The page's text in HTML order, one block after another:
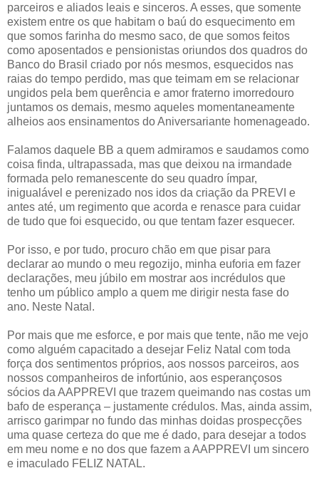
parceiros e aliados leais e sinceros. A esses, que somente
existem entre os que habitam o baú do esquecimento em
que somos farinha do mesmo saco, de que somos feitos
como aposentados e pensionistas oriundos dos quadros do
Banco do Brasil criado por nós mesmos, esquecidos nas
raias do tempo perdido, mas que teimam em se relacionar
ungidos pela bem querência e amor fraterno imorredouro
juntamos os demais, mesmo aqueles momentaneamente
alheios aos ensinamentos do Aniversariante homenageado.
Falamos daquele BB a quem admiramos e saudamos como
coisa finda, ultrapassada, mas que deixou na irmandade
formada pelo remanescente do seu quadro ímpar,
inigualável e perenizado nos idos da criação da PREVI e
antes até, um regimento que acorda e renasce para cuidar
de tudo que foi esquecido, ou que tentam fazer esquecer.
Por isso, e por tudo, procuro chão em que pisar para
declarar ao mundo o meu regozijo, minha euforia em fazer
declarações, meu júbilo em mostrar aos incrédulos que
tenho um público amplo a quem me dirigir nesta fase do
ano. Neste Natal.
Por mais que me esforce, e por mais que tente, não me vejo
como alguém capacitado a desejar Feliz Natal com toda
força dos sentimentos próprios, aos nossos parceiros, aos
nossos companheiros de infortúnio, aos esperançosos
sócios da AAPPREVI que trazem queimando nas costas um
bafo de esperança – justamente crédulos. Mas, ainda assim,
arrisco garimpar no fundo das minhas doidas prospecções
uma quase certeza do que me é dado, para desejar a todos
em meu nome e no dos que fazem a AAPPREVI um sincero
e imaculado FELIZ NATAL.